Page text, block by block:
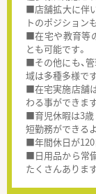
■店舗拡大に伴
トのポジション
■在宅や教育等
とも可能です。
■その他にも、
域は多種多様です
■在宅実施店舗
わる事ができます
■育児休暇は3歳
短勤務ができる
■年間休日が120
■日用品から常
たくさんあります